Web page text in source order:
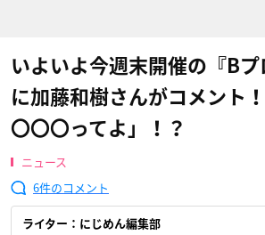
いよいよ今週末開催の『Bプ
に加藤和樹さんがコメント
〇〇〇ってよ」！？
ニュース
6
ライター：にじめん編集部